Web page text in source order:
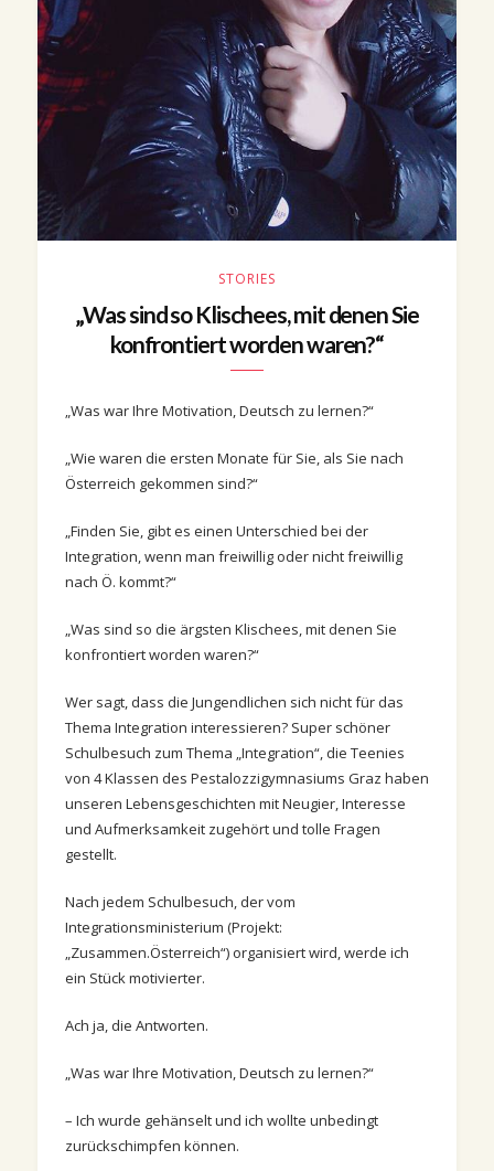
STORIES
„Was sind so Klischees, mit denen Sie
konfrontiert worden waren?“
„Was war Ihre Motivation, Deutsch zu lernen?“
„Wie waren die ersten Monate für Sie, als Sie nach
Österreich gekommen sind?“
„Finden Sie, gibt es einen Unterschied bei der
Integration, wenn man freiwillig oder nicht freiwillig
nach Ö. kommt?“
„Was sind so die ärgsten Klischees, mit denen Sie
konfrontiert worden waren?“
Wer sagt, dass die Jungendlichen sich nicht für das
Thema Integration interessieren? Super schöner
Schulbesuch zum Thema „Integration“, die Teenies
von 4 Klassen des Pestalozzigymnasiums Graz haben
unseren Lebensgeschichten mit Neugier, Interesse
und Aufmerksamkeit zugehört und tolle Fragen
gestellt.
Nach jedem Schulbesuch, der vom
Integrationsministerium (Projekt:
„Zusammen.Österreich“) organisiert wird, werde ich
ein Stück motivierter.
Ach ja, die Antworten.
„Was war Ihre Motivation, Deutsch zu lernen?“
– Ich wurde gehänselt und ich wollte unbedingt
zurückschimpfen können.